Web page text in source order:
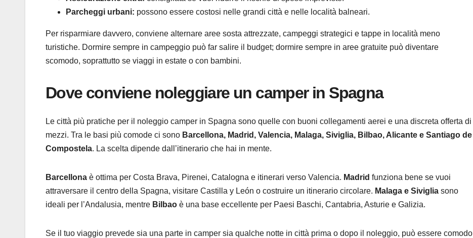
Parcheggi urbani: possono essere costosi nelle grandi città e nelle località balneari.
Per risparmiare davvero, conviene alternare aree sosta attrezzate, campeggi strategici e tappe in località meno
turistiche. Dormire sempre in campeggio può far salire il budget; dormire sempre in aree gratuite può diventare
scomodo, soprattutto se viaggi in estate o con bambini.
Dove conviene noleggiare un camper in Spagna
Le città più pratiche per il noleggio camper in Spagna sono quelle con buoni collegamenti aerei e una discreta offerta di
mezzi. Tra le basi più comode ci sono Barcellona, Madrid, Valencia, Malaga, Siviglia, Bilbao, Alicante e Santiago de
Compostela. La scelta dipende dall’itinerario che hai in mente.
Barcellona è ottima per Costa Brava, Pirenei, Catalogna e itinerari verso Valencia. Madrid funziona bene se vuoi
attraversare il centro della Spagna, visitare Castilla y León o costruire un itinerario circolare. Malaga e Siviglia sono
ideali per l’Andalusia, mentre Bilbao è una base eccellente per Paesi Baschi, Cantabria, Asturie e Galizia.
Se il tuo viaggio prevede sia una parte in camper sia qualche notte in città prima o dopo il noleggio, può essere comodo